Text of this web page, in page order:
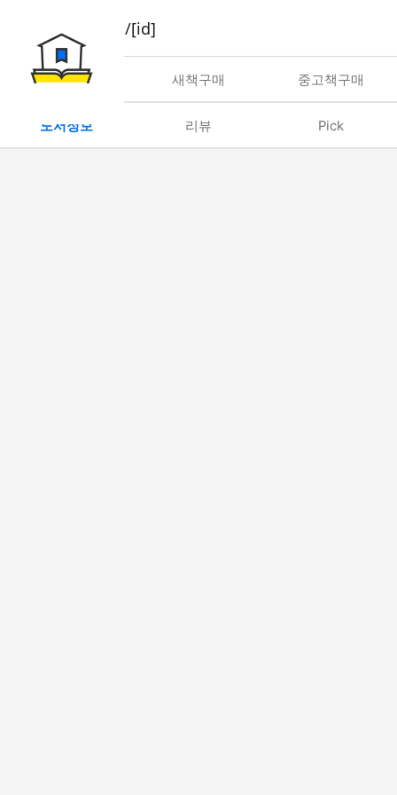
book/rent/[id]
대여 새책구매 중고책구매
도서정보 리뷰 Pick